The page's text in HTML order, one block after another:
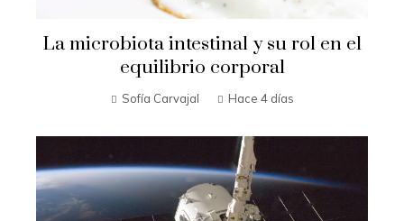
La microbiota intestinal y su rol en el
equilibrio corporal
Sofía Carvajal Hace 4 días